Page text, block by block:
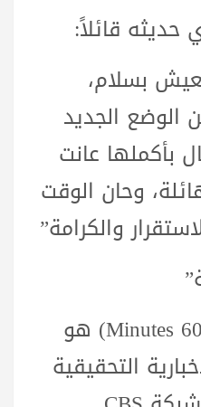
قائلاً:
بسلام،
الوضع الجديد
بأكملها عانت
وحان الوقت
والكرامة”
برنامج “60 دقيقة” (60 Minutes) هو
التحقيقية